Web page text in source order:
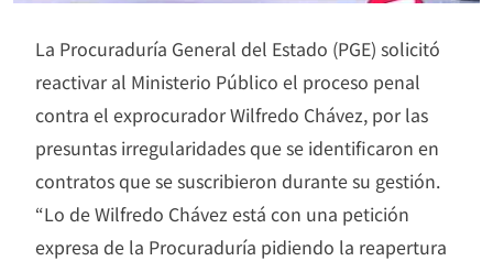
La Procuraduría General del Estado (PGE) solicitó
reactivar al Ministerio Público el proceso penal
contra el exprocurador Wilfredo Chávez, por las
presuntas irregularidades que se identificaron en
contratos que se suscribieron durante su gestión.
“Lo de Wilfredo Chávez está con una petición
expresa de la Procuraduría pidiendo la reapertura